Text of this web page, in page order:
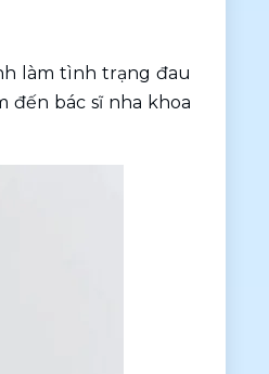
làm tình trạng đau
đến bác sĩ nha khoa